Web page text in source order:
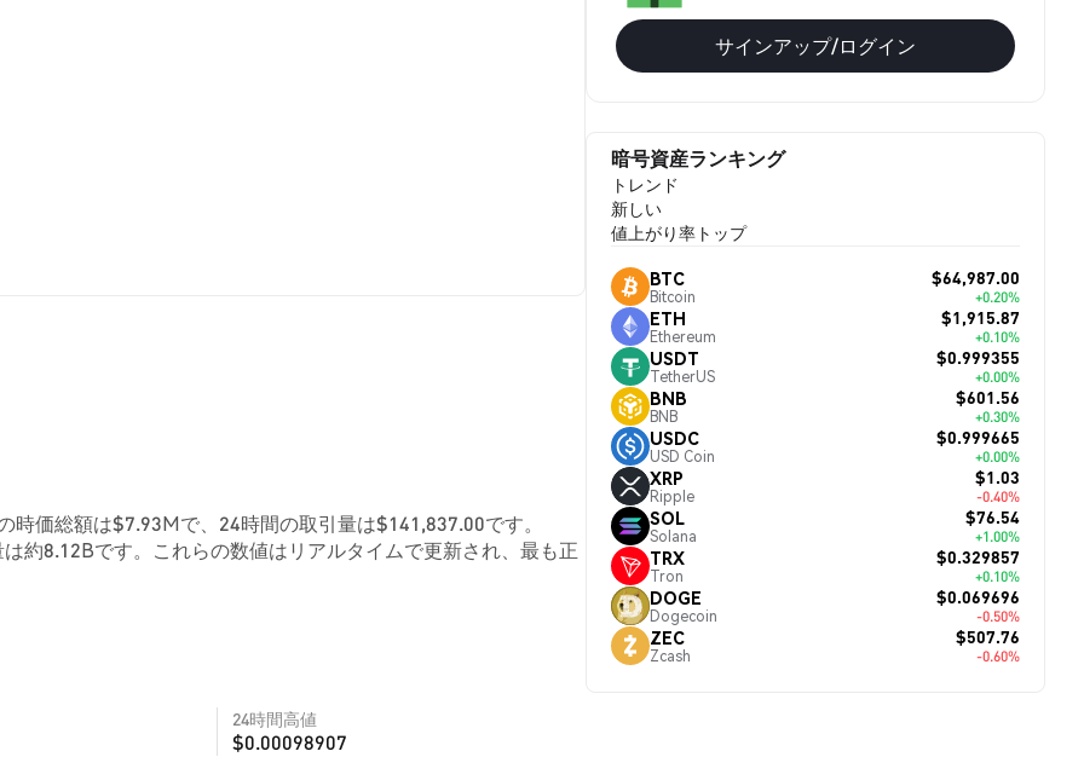
価総額は$7.93Mで、24時間の取引量は$141,837.00です。
約8.12Bです。これらの数値はリアルタイムで更新され、最も正
24時間高値
$0.00098907
サインアップ/ログイン
暗号資産ランキング
トレンド
新しい
値上がり率トップ
BTC
Bitcoin
$64,987.00
+0.20%
ETH
Ethereum
$1,915.87
+0.10%
USDT
TetherUS
$0.999355
+0.00%
BNB
BNB
$601.56
+0.30%
USDC
USD Coin
$0.999665
+0.00%
XRP
Ripple
$1.03
-0.40%
SOL
Solana
$76.54
+1.00%
TRX
Tron
$0.329857
+0.10%
DOGE
Dogecoin
$0.069696
-0.50%
ZEC
Zcash
$507.76
-0.60%